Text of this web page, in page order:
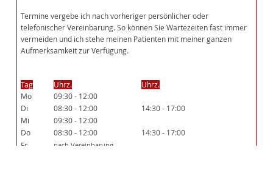
Termine vergebe ich nach vorheriger persönlicher oder
telefonischer Vereinbarung. So können Sie Wartezeiten fast immer
vermeiden und ich stehe meinen Patienten mit meiner ganzen
Aufmerksamkeit zur Verfügung.
Tag Uhrz.
Uhrz.
Mo
09:30 - 12:00
Di
08:30 - 12:00
14:30 - 17:00
Mi
09:30 - 12:00
Do
08:30 - 12:00
14:30 - 17:00
Fr
nach Vereinbarung